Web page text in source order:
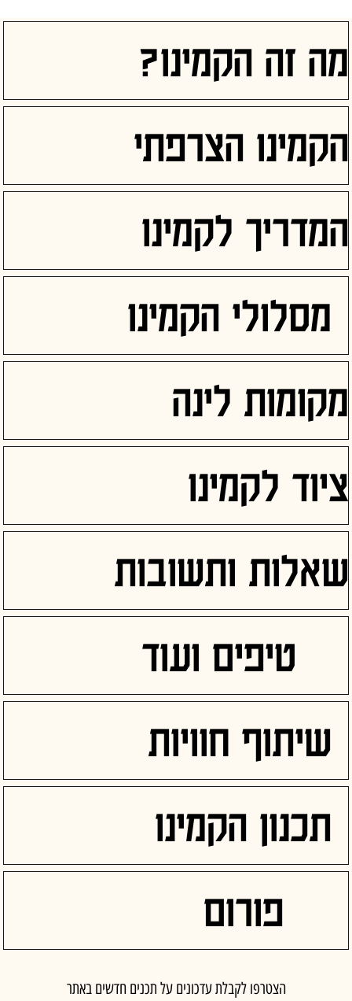
מה זה הקמינו?
הקמינו הצרפתי
מסלולי הקמינו
מקומות לינה
ציוד לקמינו
טיפים ועוד
שאלות ותשובות
שיתוף חוויות
תכנון הקמינו
המדריך לקמינו
פורום
הצטרפו לקבלת עדכונים על תכנים חדשים באתר